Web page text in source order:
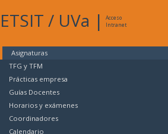
ETSIT / UVa |
Acceso
Intranet
Asignaturas
TFG y TFM
Prácticas empresa
Guías Docentes
Horarios y exámenes
Coordinadores
Calendario